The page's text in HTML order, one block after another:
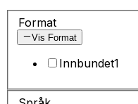
Format
Vis Format
Innbundet1